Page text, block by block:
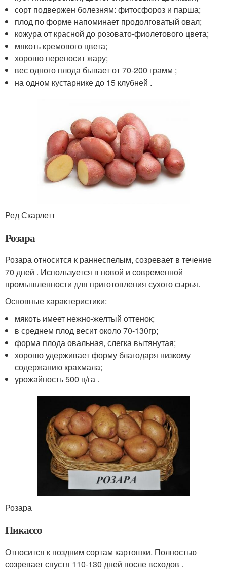
сорт подвержен болезням: фитосфороз и парша;
плод по форме напоминает продолговатый овал;
кожура от красной до розовато-фиолетового цвета;
мякоть кремового цвета;
хорошо переносит жару;
вес одного плода бывает от 70-200 грамм ;
на одном кустарнике до 15 клубней .
Ред Скарлетт
Розара
Розара относится к раннеспелым, созревает в течение
70 дней . Используется в новой и современной
промышленности для приготовления сухого сырья.
Основные характеристики:
мякоть имеет нежно-желтый оттенок;
в среднем плод весит около 70-130гр;
форма плода овальная, слегка вытянутая;
хорошо удерживает форму благодаря низкому
содержанию крахмала;
урожайность 500 ц/га .
Розара
Пикассо
Относится к поздним сортам картошки. Полностью
созревает спустя 110-130 дней после всходов .